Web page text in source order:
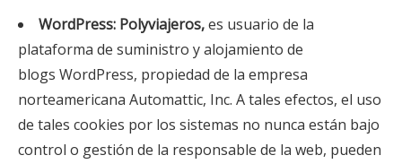
WordPress: Polyviajeros,es usuario de la
plataforma de suministro y alojamiento de
blogs WordPress, propiedad de la empresa
norteamericana Automattic, Inc. A tales efectos, el uso
de tales cookies por los sistemas no nunca están bajo
control o gestión de la responsable de la web, pueden